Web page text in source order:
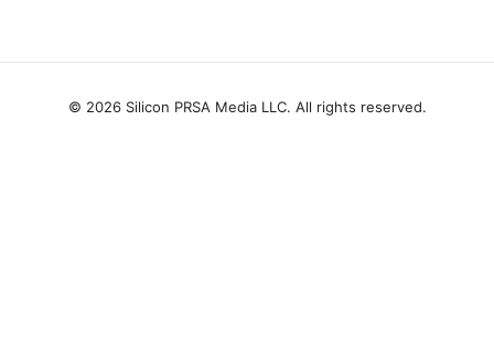
© 2026 Silicon PRSA Media LLC. All rights reserved.